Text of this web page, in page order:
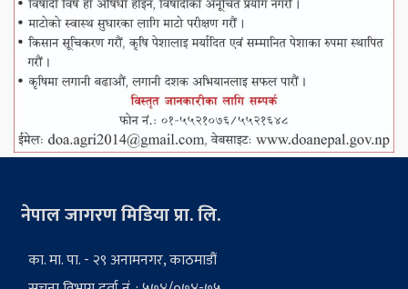
नेपाल जागरण मिडिया प्रा. लि.
का. मा. पा. - २९ अनामनगर, काठमाडौं